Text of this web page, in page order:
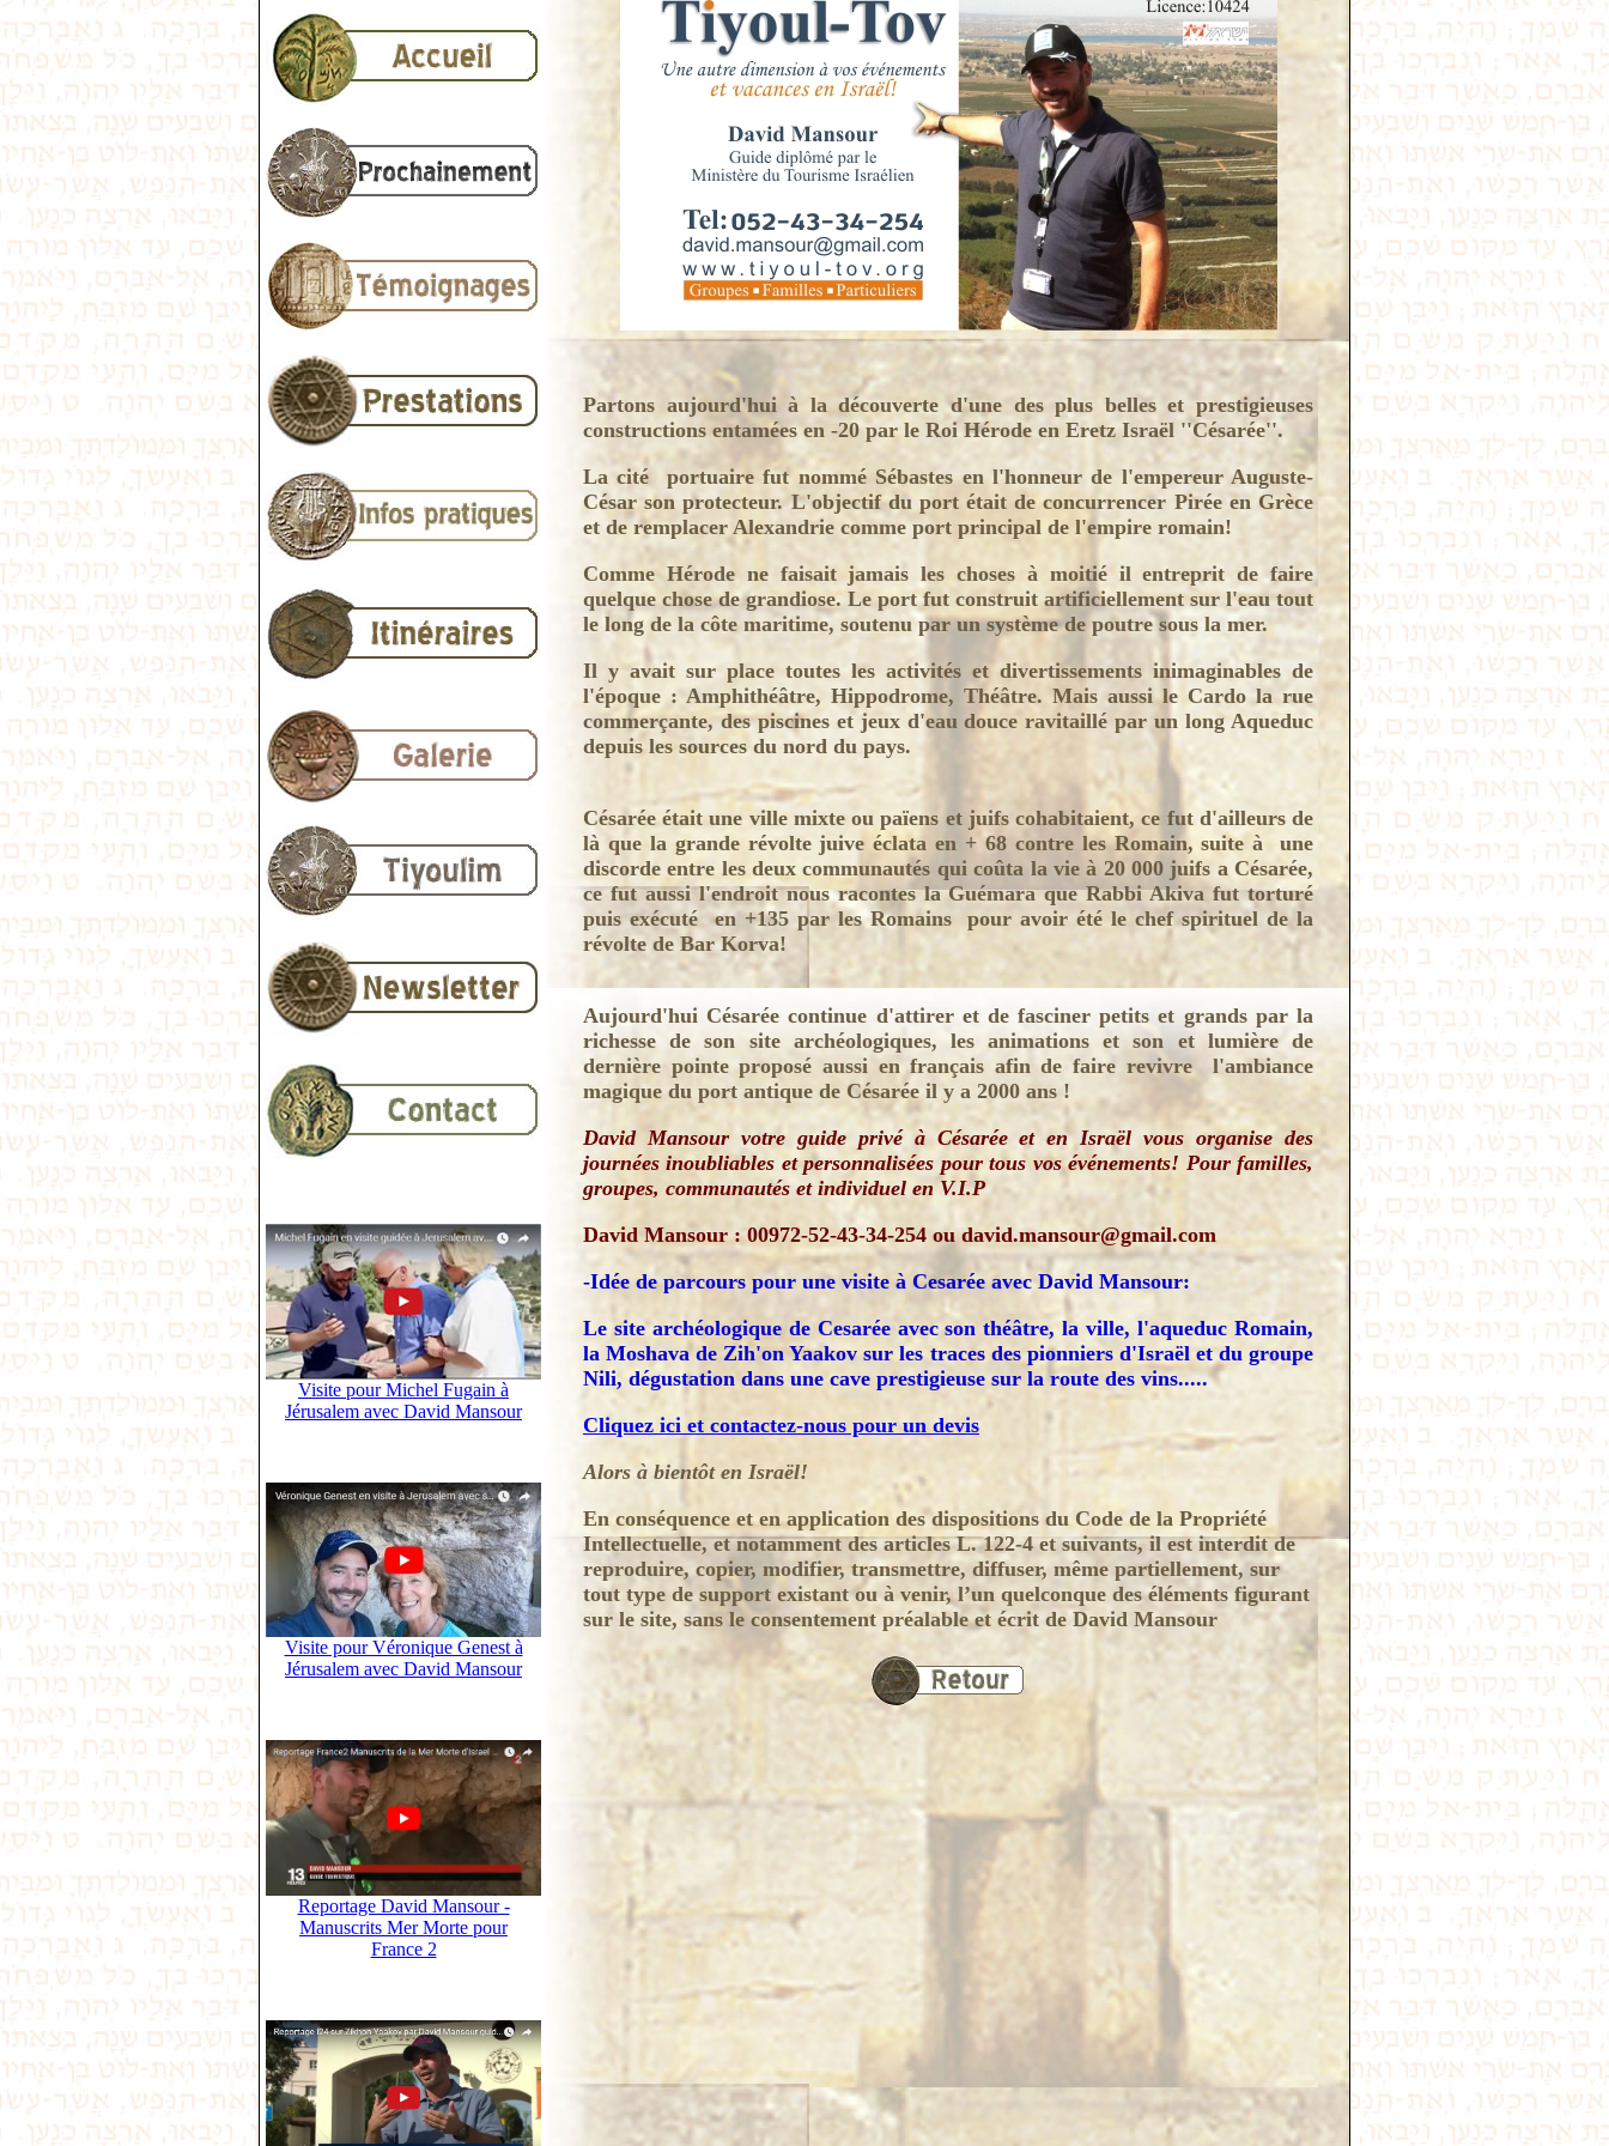
Visite pour Michel Fugain à
Jérusalem avec David Mansour
Visite pour Véronique Genest à
Jérusalem avec David Mansour
Reportage David Mansour -
Manuscrits Mer Morte pour
France 2
Partons aujourd'hui à la découverte d'une des plus belles et prestigieuses
constructions entamées en -20 par le Roi Hérode en Eretz Israël ''Césarée''.
La cité portuaire fut nommé Sébastes en l'honneur de l'empereur Auguste-
César son protecteur. L'objectif du port était de concurrencer Pirée en Grèce
et de remplacer Alexandrie comme port principal de l'empire romain!
Comme Hérode ne faisait jamais les choses à moitié il entreprit de faire
quelque chose de grandiose. Le port fut construit artificiellement sur l'eau tout
le long de la côte maritime, soutenu par un système de poutre sous la mer.
Il y avait sur place toutes les activités et divertissements inimaginables de
l'époque : Amphithéâtre, Hippodrome, Théâtre. Mais aussi le Cardo la rue
commerçante, des piscines et jeux d'eau douce ravitaillé par un long Aqueduc
depuis les sources du nord du pays.
Césarée était une ville mixte ou païens et juifs cohabitaient, ce fut d'ailleurs de
là que la grande révolte juive éclata en + 68 contre les Romain, suite à une
discorde entre les deux communautés qui coûta la vie à 20 000 juifs a Césarée,
ce fut aussi l'endroit nous racontes la Guémara que Rabbi Akiva fut torturé
puis exécuté en +135 par les Romains pour avoir été le chef spirituel de la
révolte de Bar Korva!
Aujourd'hui Césarée continue d'attirer et de fasciner petits et grands par la
richesse de son site archéologiques, les animations et son et lumière de
dernière pointe proposé aussi en français afin de faire revivre l'ambiance
magique du port antique de Césarée il y a 2000 ans !
David Mansour votre guide privé àCésarée et en Israël vous organise des
journées inoubliables et personnalisées pour tous vos événements! Pour familles,
groupes, communautés et individuel en V.I.P
David Mansour : 00972-52-43-34-254 ou david.mansour@gmail.com
-Idée de parcours pour une visite à Cesarée avec David Mansour:
Le site archéologique de Cesarée avec son théâtre, la ville, l'aqueduc Romain,
la Moshava de Zih'on Yaakov sur les traces des pionniers d'Israël et du groupe
Nili, dégustation dans une cave prestigieuse sur la route des vins.....
Cliquez ici et contactez-nous pour un devis
Alors à bientôt en Israël!
En conséquence et en application des dispositions du Code de la Propriété
Intellectuelle, et notamment des articles L. 122-4 et suivants, il est interdit de
reproduire, copier, modifier, transmettre, diffuser, même partiellement, sur
tout type de support existant ou à venir, l’un quelconque des éléments figurant
sur le site, sans le consentement préalable et écrit de David Mansour